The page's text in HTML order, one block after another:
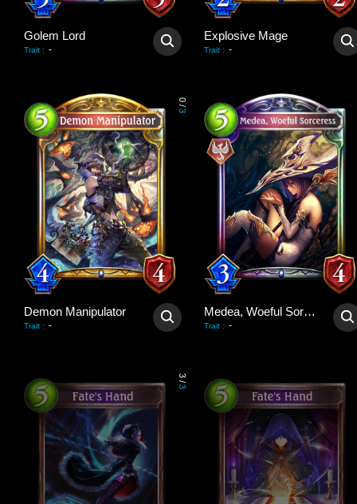
Golem Lord
Trait : -
Explosive Mage
Trait : -
0
/
3
Demon Manipulator
Trait : -
Medea, Woeful Sorceress
Trait : -
3
/
3